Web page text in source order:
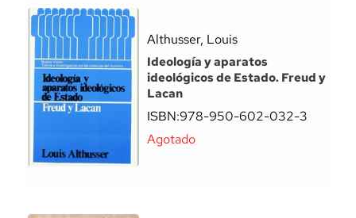
Althusser, Louis
Ideología y aparatos
ideológicos de Estado. Freud y
Lacan
ISBN:978-950-602-032-3
Agotado